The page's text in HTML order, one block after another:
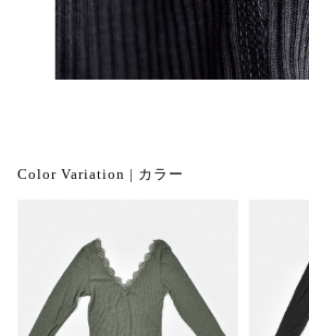
Color Variation | カラー